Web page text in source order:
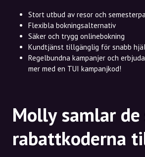
Stort utbud av resor och
Flexibla bokningsalternativ
Säker och trygg onlinebokning
Kundtjänst tillgänglig för snabb
Regelbundna kampanjer och
mer med en TUI kampanjkod!
Molly samlar de
rabattkoderna